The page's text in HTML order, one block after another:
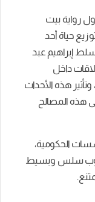
رواية بيت
حياة أحد
إبراهيم عبد
داخل
هذه الأحداث
هذه المصالح
الحكومية،
سلس وبسيط